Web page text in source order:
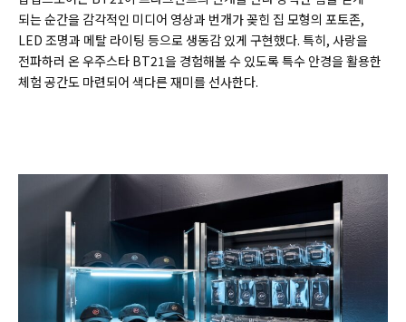
되는 순간을 감각적인 미디어 영상과 번개가 꽂힌 집 모형의 포토존,
LED 조명과 메탈 라이팅 등으로 생동감 있게 구현했다. 특히, 사랑을
전파하러 온 우주스타 BT21을 경험해볼 수 있도록 특수 안경을 활용한
체험 공간도 마련되어 색다른 재미를 선사한다.